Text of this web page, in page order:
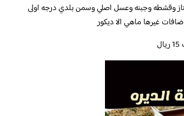
وقشطه وجبنه وعسل اصلي وسمن بلدي درجه اولى
غيرها ماهي الا ديكور